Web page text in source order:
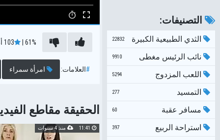
61%
103
#العلامات: امرأة سمراء
الحقيقة مقاطع
منذ 4 سنوات
التصنيفات:
الثدي الطبيعية الكبيرة 22832
نائب الرئيس مغطى 9910
اللعب المزدوج 5294
التمسيد 277
مسافر عقبة 60
استراحة الربيع 397